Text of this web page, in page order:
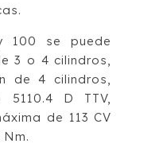
100 se puede
3 o 4 cilindros,
de 4 cilindros,
D TTV,
de 113 CV